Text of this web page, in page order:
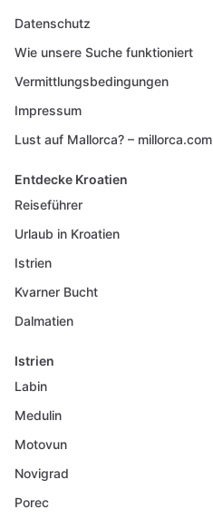
Datenschutz
Wie unsere Suche funktioniert
Vermittlungsbedingungen
Impressum
Lust auf Mallorca? – millorca.com
Entdecke Kroatien
Reiseführer
Urlaub in Kroatien
Istrien
Kvarner Bucht
Dalmatien
Istrien
Labin
Medulin
Motovun
Novigrad
Porec